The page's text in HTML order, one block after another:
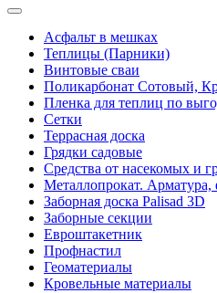
Асфальт в мешках
Теплицы (Парники)
Винтовые сваи
Поликарбонат Сотовый,
Пленка для теплиц по
Сетки
Террасная доска
Грядки садовые
Средства от насекомых и
Металлопрокат.
Заборная доска Palisad 3D
Заборные секции
Евроштакетник
Профнастил
Геоматериалы
Кровельные материалы